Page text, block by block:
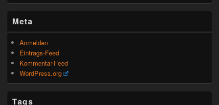
Meta
Anmelden
Eintrags-Feed
Kommentar-Feed
WordPress.org
Tags